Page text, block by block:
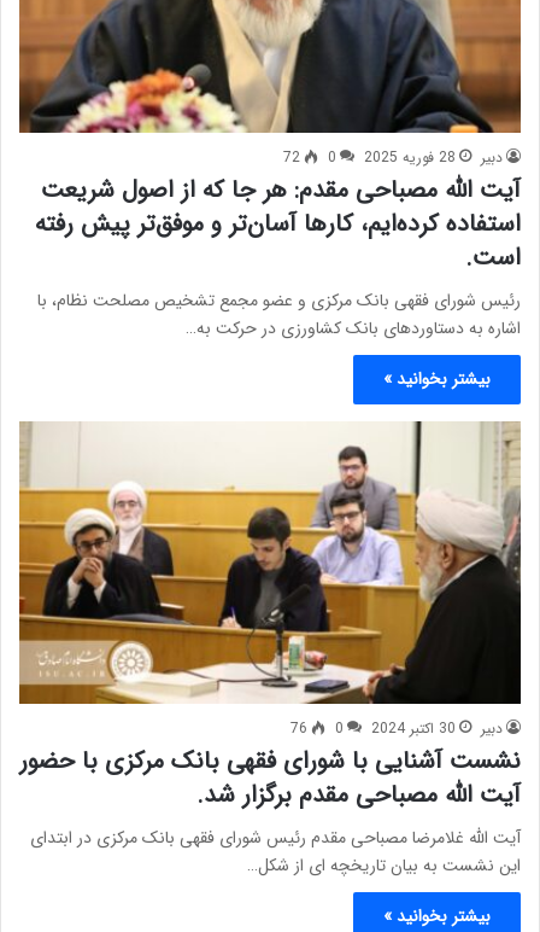
دبیر 28 فوریه 2025 0
72
آیت الله مصباحی مقدم: هر جا که از اصول شریعت
استفاده کرده‌ایم، کارها آسان‌تر و موفق‌تر پیش رفته
است.
رئیس شورای فقهی بانک مرکزی و عضو مجمع تشخیص مصلحت نظام، با
اشاره به دستاوردهای بانک کشاورزی در حرکت به…
بیشتر بخوانید »
دبیر 30 اکتبر 2024 0
76
نشست آشنایی با شورای فقهی بانک مرکزی با حضور
آیت الله مصباحی مقدم برگزار شد.
آیت الله غلامرضا مصباحی مقدم رئیس شورای فقهی بانک مرکزی در ابتدای
این نشست به بیان تاریخچه ای از شکل…
بیشتر بخوانید »